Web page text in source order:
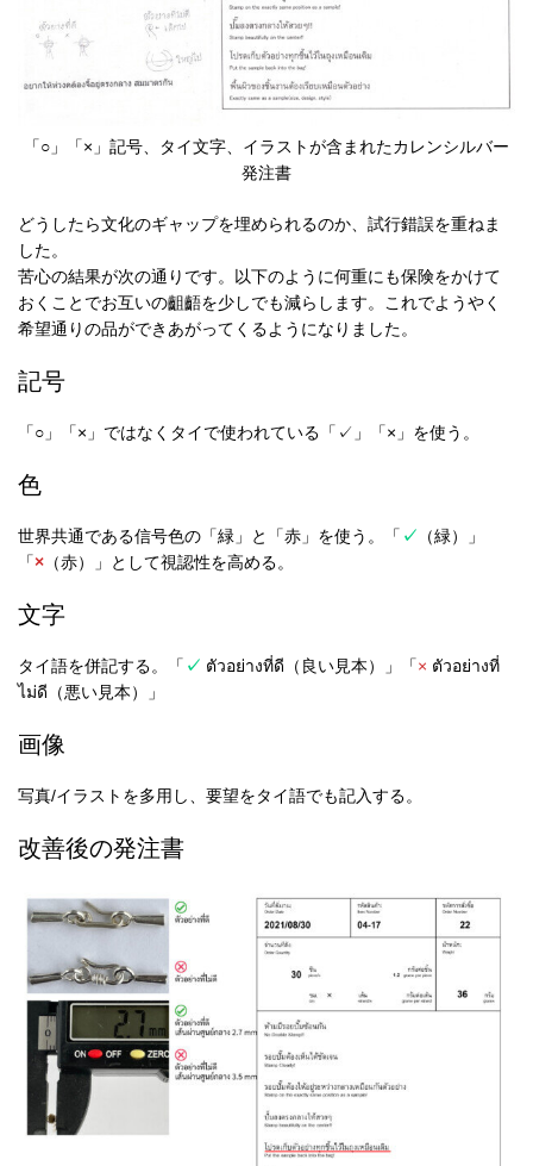
「○」「×」記号、タイ文字、イラストが含まれたカレンシルバー
発注書
どうしたら文化のギャップを埋められるのか、試行錯誤を重ねま
した。
苦心の結果が次の通りです。以下のように何重にも保険をかけて
おくことでお互いの齟齬を少しでも減らします。これでようやく
希望通りの品ができあがってくるようになりました。
記号
「○」「×」ではなくタイで使われている「✓」「×」を使う。
色
世界共通である信号色の「緑」と「赤」を使う。「 ✓ （緑）」
「× （赤）」として視認性を高める。
文字
タイ語を併記する。「 ✓ ตัวอย่างที่ดี（良い見本）」「× ตัวอย่างที่
ไม่ดี（悪い見本）」
画像
写真/イラストを多用し、要望をタイ語でも記入する。
改善後の発注書